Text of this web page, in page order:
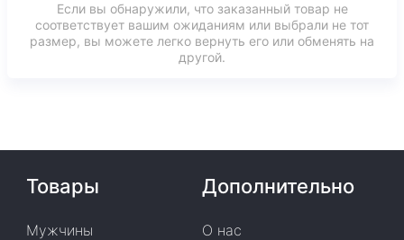
Если вы обнаружили, что заказанный товар не
соответствует вашим ожиданиям или выбрали не тот
размер, вы можете легко вернуть его или обменять на
другой.
Товары
Мужчины
Дополнительно
О нас